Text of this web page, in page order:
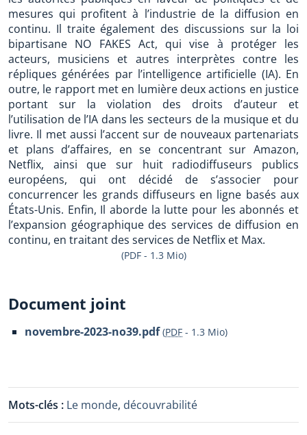
mesures qui profitent à l’industrie de la diffusion en
continu. Il traite également des discussions sur la loi
bipartisane NO FAKES Act, qui vise à protéger les
acteurs, musiciens et autres interprètes contre les
répliques générées par l’intelligence artificielle (IA). En
outre, le rapport met en lumière deux actions en justice
portant sur la violation des droits d’auteur et
l’utilisation de l’IA dans les secteurs de la musique et du
livre. Il met aussi l’accent sur de nouveaux partenariats
et plans d’affaires, en se concentrant sur Amazon,
Netflix, ainsi que sur huit radiodiffuseurs publics
européens, qui ont décidé de s’associer pour
concurrencer les grands diffuseurs en ligne basés aux
États-Unis. Enfin, Il aborde la lutte pour les abonnés et
l’expansion géographique des services de diffusion en
continu, en traitant des services de Netflix et Max.
(PDF - 1.3 Mio)
Document joint
novembre-2023-no39.pdf (PDF - 1.3 Mio)
Mots-clés : Le monde, découvrabilité